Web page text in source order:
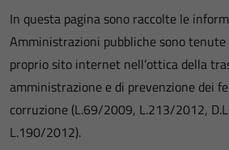
In questa pagina sono raccolte le
Amministrazioni pubbliche sono tenute
proprio sito internet nell’ottica della
amministrazione e di prevenzione dei
corruzione (L.69/2009, L.213/2012,
L.190/2012).